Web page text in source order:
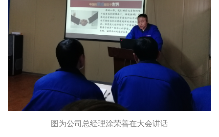
图为公司总经理涂荣善在大会讲话